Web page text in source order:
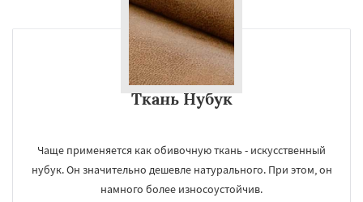
Ткань Нубук
Чаще применяется как обивочную ткань - искусственный
нубук. Он значительно дешевле натурального. При этом, он
намного более износоустойчив.